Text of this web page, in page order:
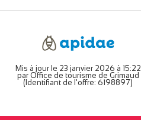
Mis à jour le 23 janvier 2026 à 15:22
par Office de tourisme de Grimaud
(Identifiant de l'offre: 6198897)